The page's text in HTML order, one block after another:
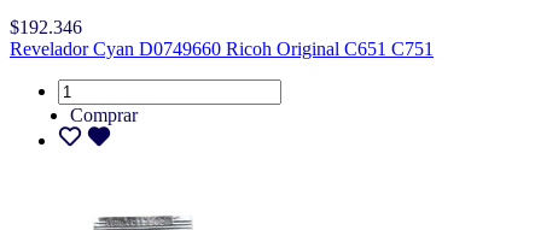
$192.346
Revelador Cyan D0749660 Ricoh Original C651 C751
Comprar